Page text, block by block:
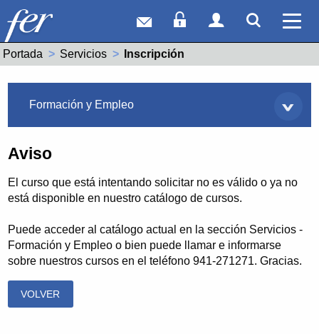
Correo webAcceso Socios
Acceso
Portada Servicios Actual:
Inscripción
Formación y Empleo
Aviso
El curso que está intentando solicitar no es válido o ya no
está disponible en nuestro catálogo de cursos.
Puede acceder al catálogo actual en la sección Servicios -
Formación y Empleo o bien puede llamar e informarse
sobre nuestros cursos en el teléfono 941-271271. Gracias.
VOLVER